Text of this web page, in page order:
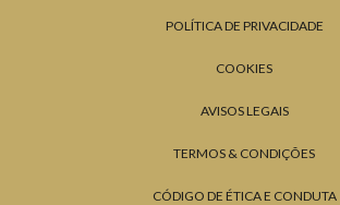
POLÍTICA DE PRIVACIDADE
COOKIES
AVISOS LEGAIS
TERMOS & CONDIÇÕES
CÓDIGO DE ÉTICA E CONDUTA